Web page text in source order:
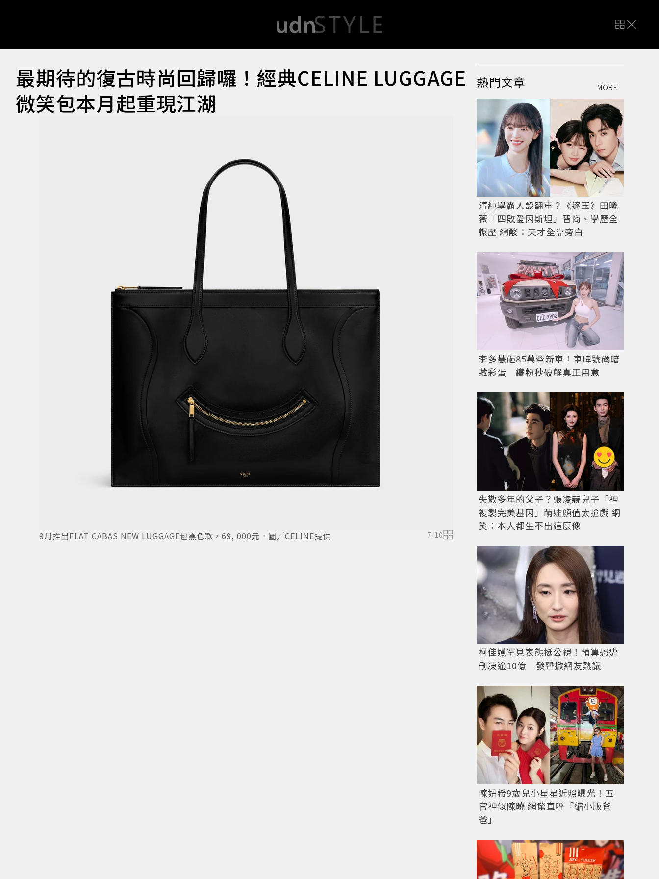
最期待的復古時尚回歸囉！經典CELINE LUGGAGE
微笑包本月起重現江湖
9月推出FLAT CABAS NEW LUGGAGE包黑色款，69, 000元。圖／CELINE提供 7/10
熱門文章 MORE
清純學霸人設翻車？《逐玉》田曦
薇「四敗愛因斯坦」智商、學歷全
輾壓 網酸：天才全靠旁白
李多慧砸85萬牽新車！車牌號碼暗
藏彩蛋 鐵粉秒破解真正用意
失散多年的父子？張凌赫兒子「神
複製完美基因」萌娃顏值太搶戲 網
笑：本人都生不出這麼像
柯佳嬿罕見表態挺公視！預算恐遭
刪凍逾10億 發聲掀網友熱議
陳妍希9歲兒小星星近照曝光！五
官神似陳曉 網驚直呼「縮小版爸
爸」